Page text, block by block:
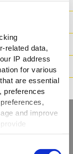
related data,
IP address
for various
are essential
preferences
and improve
la